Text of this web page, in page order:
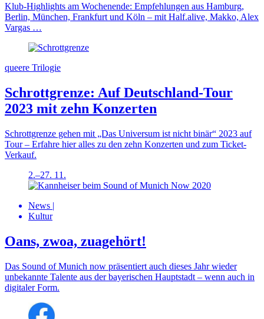
Klub-Highlights am Wochenende: Empfehlungen aus Hamburg,
Berlin, München, Frankfurt und Köln – mit Half.alive, Makko, Alex
Vargas …
queere Trilogie
Schrottgrenze: Auf Deutschland-Tour
2023 mit zehn Konzerten
Schrottgrenze gehen mit „Das Universum ist nicht binär“ 2023 auf
Tour – Erfahre hier alles zu den zehn Konzerten und zum Ticket-
Verkauf.
2.–27. 11.
News |
Kultur
Oans, zwoa, zuagehört!
Das Sound of Munich now präsentiert auch dieses Jahr wieder
unbekannte Talente aus der bayerischen Hauptstadt – wenn auch in
digitaler Form.